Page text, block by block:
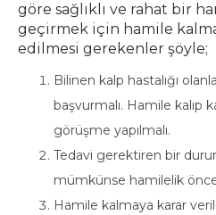
göre sağlıklı ve rahat bir
geçirmek için hamile
edilmesi gerekenler şöyle;
Bilinen kalp hastalığı
başvurmalı. Hamile kalıp
görüşme yapılmalı.
Tedavi gerektiren bir
mümkünse hamilelik
Hamile kalmaya karar